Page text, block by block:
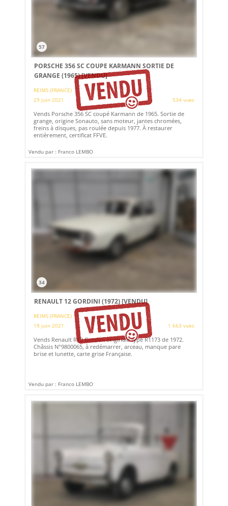
57
PORSCHE 356 SC COUPE KARMANN SORTIE DE
GRANGE (1965)[VENDU]
REIMS (FRANCE)
29 juin 2021
534 vues
Vends Porsche 356 SC coupé Karmann de 1965. Sortie de
grange, origine Sonauto, sans moteur, jantes chromées,
freins à disques, pas roulée depuis 1977. À restaurer
entièrement, certificat FFVE.
Vendu par : Franco LEMBO
34
RENAULT 12 GORDINI (1972)[VENDU]
REIMS (FRANCE)
18 juin 2021
1 663 vues
Vends Renault R12 Gordini originale type R1173 de 1972.
Châssis N°9800065, à redémarrer, arceau, manque pare
brise et lunette, carte grise Française.
Vendu par : Franco LEMBO